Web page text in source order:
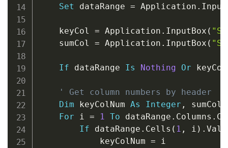
Set dataRange = Application .
    keyCol
= Application . InputBox (
    sumCol
= Application . InputBox (
If dataRange Is Nothing Or
' Get column numbers by header
Dim keyColNum As Integer ,
For i = 1 To dataRange . Columns .
If dataRange . Cells ( 1 , i ) .
            keyColNum
= i